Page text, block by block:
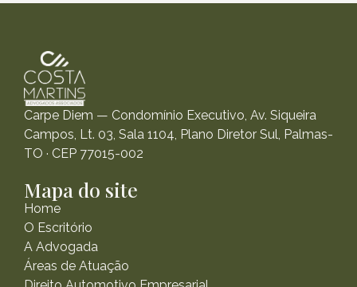
Carpe Diem — Condomínio Executivo, Av. Siqueira
Campos, Lt. 03, Sala 1104, Plano Diretor Sul, Palmas-
TO · CEP 77015-002
Mapa do site
Home
O Escritório
A Advogada
Áreas de Atuação